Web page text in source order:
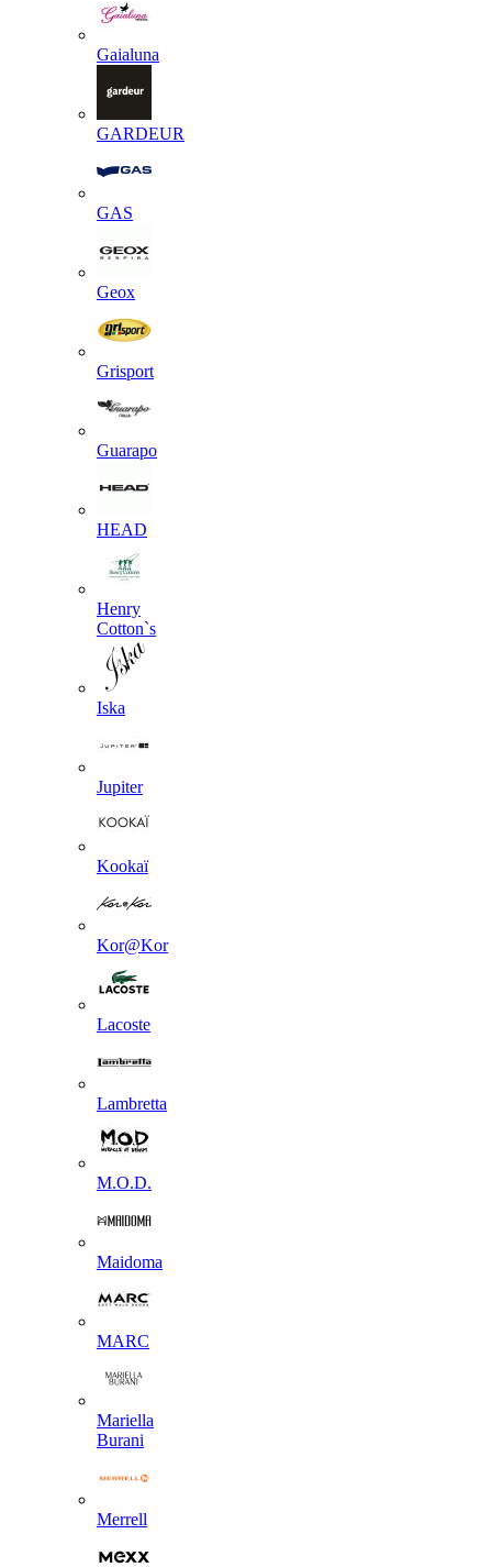
Gaialuna
GARDEUR
GAS
Geox
Grisport
Guarapo
HEAD
Henry
Cotton`s
Iska
Jupiter
Kookaї
Kor@Kor
Lacoste
Lambretta
M.O.D.
Maidoma
MARC
Mariella
Burani
Merrell